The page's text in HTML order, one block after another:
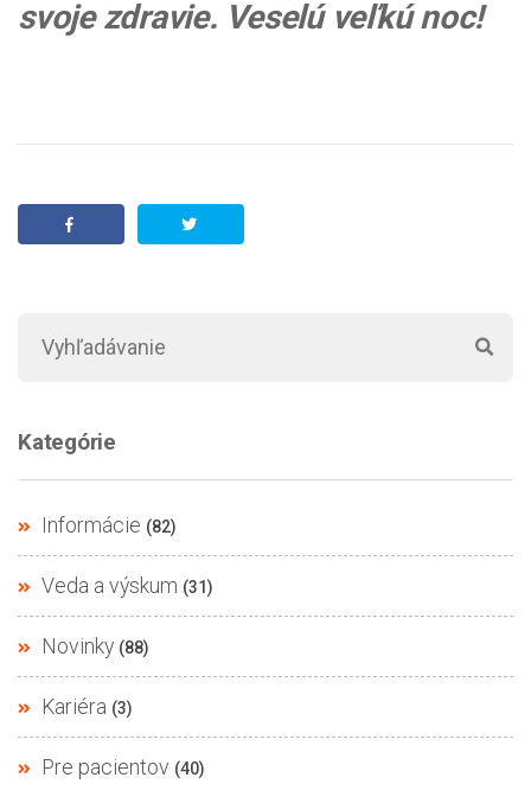
svoje zdravie. Veselú veľkú noc!
Kategórie
Informácie (82)
Veda a výskum (31)
Novinky (88)
Kariéra (3)
Pre pacientov (40)